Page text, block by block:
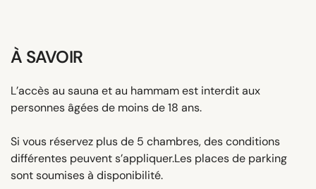
À SAVOIR
L’accès au sauna et au hammam est interdit aux
personnes âgées de moins de 18 ans.
Si vous réservez plus de 5 chambres, des conditions
différentes peuvent s’appliquer.Les places de parking
sont soumises à disponibilité.